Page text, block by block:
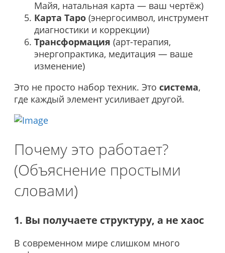
Майя, натальная карта — ваш чертёж)
Карта Таро (энергосимвол, инструмент
диагностики и коррекции)
Трансформация (арт-терапия,
энергопрактика, медитация — ваше
изменение)
Это не просто набор техник. Это система,
где каждый элемент усиливает другой.
Почему это работает?
(Объяснение простыми
словами)
1. Вы получаете структуру, а не хаос
В современном мире слишком много